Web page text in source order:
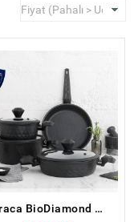
Karaca BioDiamond Antibakteriyel Kulp 7 Parça Tencere Seti